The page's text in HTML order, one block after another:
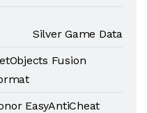
Silver Game Data
Fusion
EasyAntiCheat